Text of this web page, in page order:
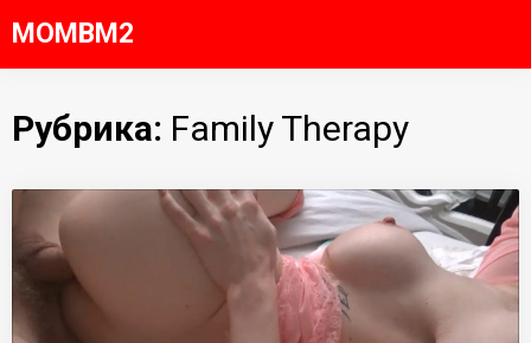
toMOMBM2
Рубрика: Family Therapy